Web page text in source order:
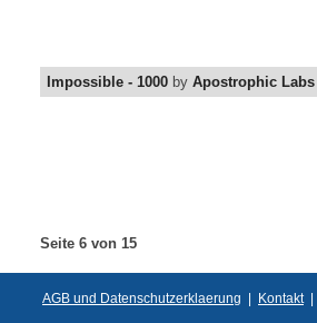
Impossible - 1000 by Apostrophic Labs
Seite 6 von 15
AGB und Datenschutzerklaerung | Kontakt|